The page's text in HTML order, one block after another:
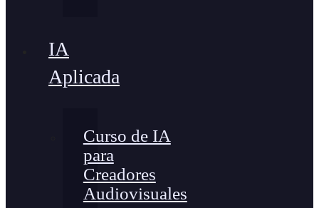
IA
Aplicada
Curso de IA
para
Creadores
Audiovisuales